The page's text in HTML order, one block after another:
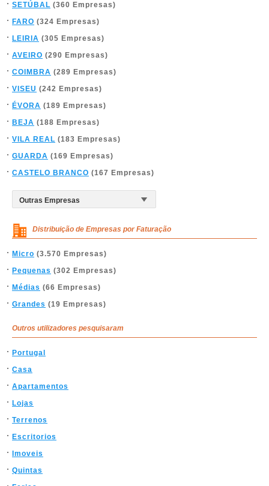
SETÚBAL (360 Empresas)
FARO (324 Empresas)
LEIRIA (305 Empresas)
AVEIRO (290 Empresas)
COIMBRA (289 Empresas)
VISEU (242 Empresas)
ÉVORA (189 Empresas)
BEJA (188 Empresas)
VILA REAL (183 Empresas)
GUARDA (169 Empresas)
CASTELO BRANCO (167 Empresas)
Distribuição de Empresas por Faturação
Micro (3.570 Empresas)
Pequenas (302 Empresas)
Médias (66 Empresas)
Grandes (19 Empresas)
Outros utilizadores pesquisaram
Portugal
Casa
Apartamentos
Lojas
Terrenos
Escritorios
Imoveis
Quintas